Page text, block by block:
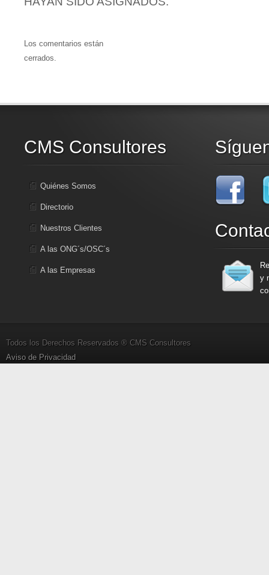
Los comentarios están
cerrados.
CMS Consultores
Quiénes Somos
Directorio
Nuestros Clientes
A las ONG´s/OSC´s
A las Empresas
y
Todos los Derechos Reservados ® CMS Consultores
Aviso de Privacidad